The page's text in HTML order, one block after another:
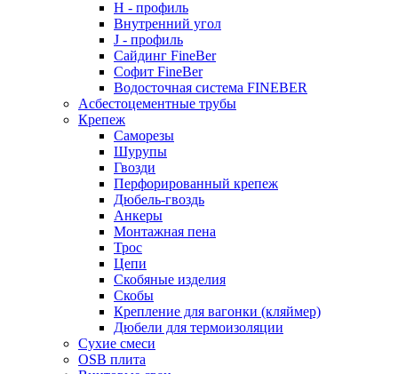
H - профиль
Внутренний угол
J - профиль
Сайдинг FineBer
Софит FineBer
Водосточная система FINEBER
Асбестоцементные трубы
Крепеж
Саморезы
Шурупы
Гвозди
Перфорированный крепеж
Дюбель-гвоздь
Анкеры
Монтажная пена
Трос
Цепи
Скобяные изделия
Скобы
Крепление для вагонки (кляймер)
Дюбели для термоизоляции
Сухие смеси
OSB плита